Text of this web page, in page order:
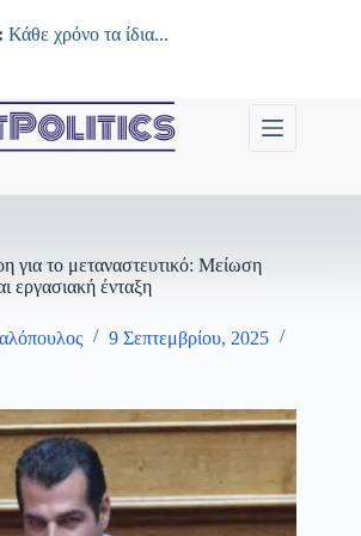
Κάθε χρόνο τα ίδια...
για το μεταναστευτικό: Μείωση
εργασιακή ένταξη
9 Σεπτεμβρίου, 2025